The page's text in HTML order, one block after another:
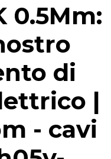
0.5Mm:
di
|
- cavi